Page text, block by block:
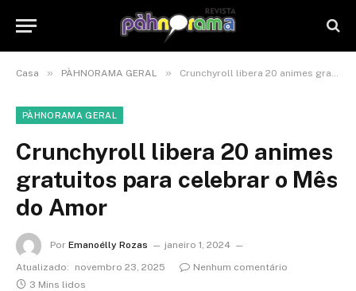
Casa » PÀHNORAMA GERAL » Crunchyroll libera 20 animes gratuitos para celebrar o Mês do Amor
PÀHNORAMA GERAL
Crunchyroll libera 20 animes
gratuitos para celebrar o Mês
do Amor
Por Emanoélly Rozas
janeiro 1, 2024
Atualizado:
novembro 23, 2025
Nenhum comentário
3 Mins lidos